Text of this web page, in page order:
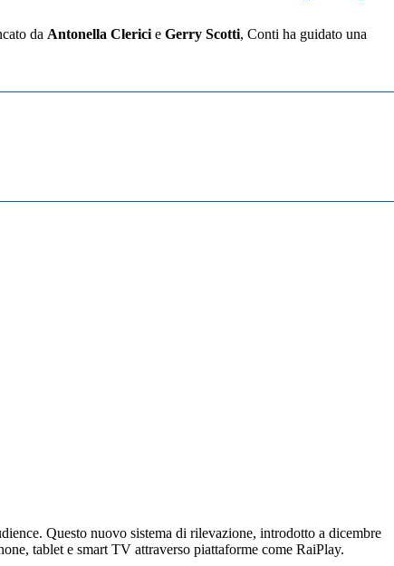
da Antonella Clerici e Gerry Scotti, Conti ha guidato una
Questo nuovo sistema di rilevazione, introdotto a dicembre
tablet e smart TV attraverso piattaforme come RaiPlay.